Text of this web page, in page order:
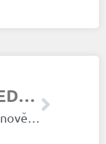
NÁSLEDUJÍCÍ ČLÁNEK
V Bohdanově péči